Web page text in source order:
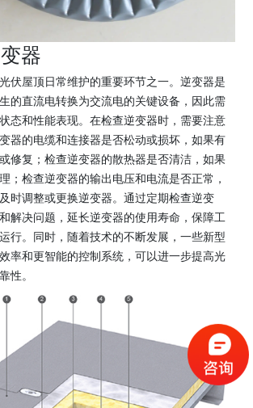
器
伏屋顶日常维护的重要环节之一。逆变器是
的直流电转换为交流电的关键设备，因此需
态和性能表现。在检查逆变器时，需要注意
器的电缆和连接器是否松动或损坏，如果有
修复；检查逆变器的散热器是否清洁，如果
；检查逆变器的输出电压和电流是否正常，
时调整或更换逆变器。通过定期检查逆变
解决问题，延长逆变器的使用寿命，保障工
行。同时，随着技术的不断发展，一些新型
率和更智能的控制系统，可以进一步提高光
性。